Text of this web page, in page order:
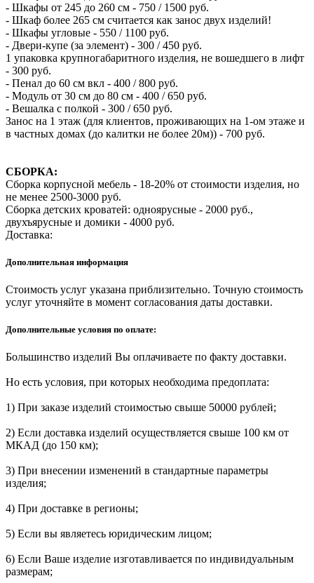
- Шкафы от 245 до 260 см - 750 / 1500 руб.
- Шкаф более 265 см считается как занос двух изделий!
- Шкафы угловые - 550 / 1100 руб.
- Двери-купе (за элемент) - 300 / 450 руб.
1 упаковка крупногабаритного изделия, не вошедшего в лифт
- 300 руб.
- Пенал до 60 см вкл - 400 / 800 руб.
- Модуль от 30 см до 80 см - 400 / 650 руб.
- Вешалка с полкой - 300 / 650 руб.
Занос на 1 этаж (для клиентов, проживающих на 1-ом этаже и
в частных домах (до калитки не более 20м)) - 700 руб.
СБОРКА:
Сборка корпусной мебель - 18-20% от стоимости изделия, но
не менее 2500-3000 руб.
Сборка детских кроватей: одноярусные - 2000 руб.,
двухъярусные и домики - 4000 руб.
Доставка:
Дополнительная информация
Стоимость услуг указана приблизительно. Точную стоимость
услуг уточняйте в момент согласования даты доставки.
Дополнительные условия по оплате:
Большинство изделий Вы оплачиваете по факту доставки.
Но есть условия, при которых необходима предоплата:
1) При заказе изделий стоимостью свыше 50000 рублей;
2) Если доставка изделий осуществляется свыше 100 км от
МКАД (до 150 км);
3) При внесении изменений в стандартные параметры
изделия;
4) При доставке в регионы;
5) Если вы являетесь юридическим лицом;
6) Если Ваше изделие изготавливается по индивидуальным
размерам;